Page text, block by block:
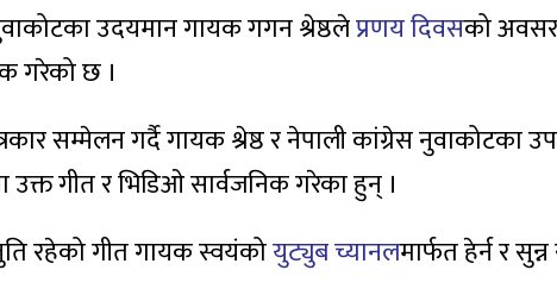
उदयमान गायक गगन श्रेष्ठलेप्रणय दिवसको
गरेको छ ।
सम्मेलन गर्दै गायक श्रेष्ठ र नेपाली कांग्रेस नुवाकोटका
गीत र भिडिओ सार्वजनिक गरेका हुन् ।
रहेको गीत गायक स्वयंकोयुट्युब च्यानलमार्फत हेर्न र